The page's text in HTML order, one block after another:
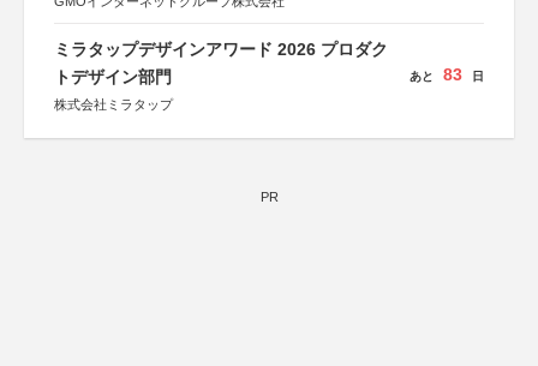
ミラタップデザインアワード 2026 プロダク
トデザイン部門
株式会社ミラタップ
あと 83 日
PR